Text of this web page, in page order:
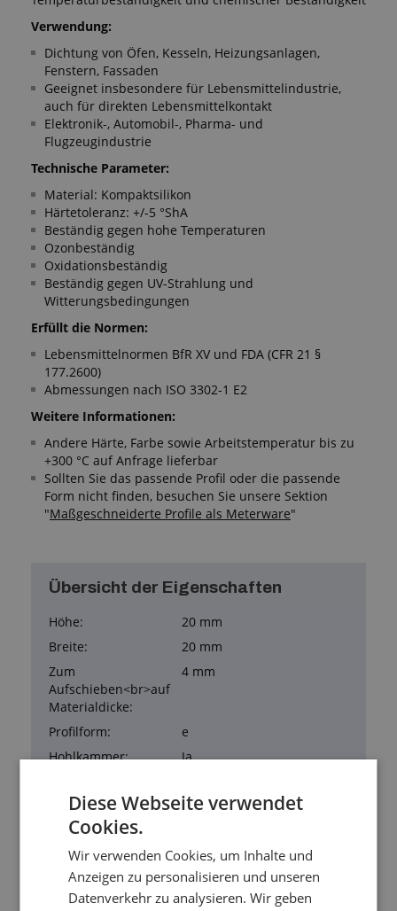
Verwendung:
Dichtung von Öfen, Kesseln, Heizungsanlagen,
Fenstern, Fassaden
Geeignet insbesondere für Lebensmittelindustrie,
auch für direkten Lebensmittelkontakt
Elektronik-, Automobil-, Pharma- und
Flugzeugindustrie
Technische Parameter:
Material: Kompaktsilikon
Härtetoleranz: +/-5 °ShA
Beständig gegen hohe Temperaturen
Ozonbeständig
Oxidationsbeständig
Beständig gegen UV-Strahlung und
Witterungsbedingungen
Erfüllt die Normen:
Lebensmittelnormen BfR XV und FDA (CFR 21 §
177.2600)
Abmessungen nach ISO 3302-1 E2
Weitere Informationen:
Andere Härte, Farbe sowie Arbeitstemperatur bis zu
+300 °C auf Anfrage lieferbar
Sollten Sie das passende Profil oder die passende
Form nicht finden, besuchen Sie unsere Sektion
"Maßgeschneiderte Profile als Meterware"
Übersicht der Eigenschaften
Höhe:
20 mm
Breite:
20 mm
Zum
Aufschieben<br>auf
Materialdicke:
4 mm
Profilform:
e
Hohlkammer:
Ja
Härte:
60 Shore-Härte A
Arbeitstemperatur:
FDA:
Ja
Farbe:
transparent
Gewicht:
0,179 kg/m
Diese Webseite verwendet
Cookies.
Wir verwenden Cookies, um Inhalte und
Anzeigen zu personalisieren und unseren
Datenverkehr zu analysieren. Wir geben